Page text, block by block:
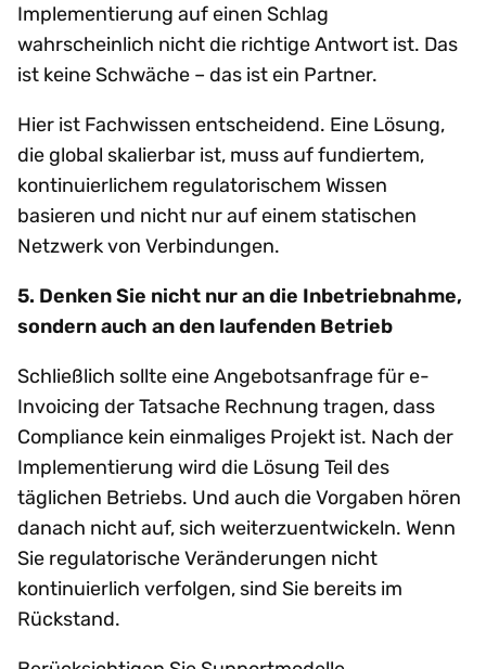
Implementierung auf einen Schlag
wahrscheinlich nicht die richtige Antwort ist. Das
ist keine Schwäche – das ist ein Partner.
Hier ist Fachwissen entscheidend. Eine Lösung,
die global skalierbar ist, muss auf fundiertem,
kontinuierlichem regulatorischem Wissen
basieren und nicht nur auf einem statischen
Netzwerk von Verbindungen.
5. Denken Sie nicht nur an die Inbetriebnahme,
sondern auch an den laufenden Betrieb
Schließlich sollte eine Angebotsanfrage für e-
Invoicing der Tatsache Rechnung tragen, dass
Compliance kein einmaliges Projekt ist. Nach der
Implementierung wird die Lösung Teil des
täglichen Betriebs. Und auch die Vorgaben hören
danach nicht auf, sich weiterzuentwickeln. Wenn
Sie regulatorische Veränderungen nicht
kontinuierlich verfolgen, sind Sie bereits im
Rückstand.